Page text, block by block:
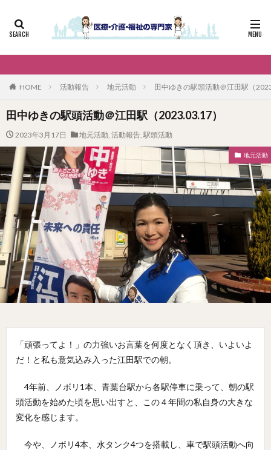
HOME 活動報告 地元活動 田中ゆきの駅頭活動＠江田駅（
田中ゆきの駅頭活動＠江田駅（2023.03.17）
2023年3月17日 地元活動, 活動報告, 駅頭活動
地元活動
「頑張ってよ！」の力強いお言葉を何度となく頂き、いよいよ
だ！と私も意気込み入った江田駅での朝。
4年前、ノボリ1本、青葉台駅から各駅停車に乗って、朝の駅
頭活動を始めた頃を思い出すと、この４年間の私自身の大きな
変化を感じます。
今や、ノボリ4本、水タンク4つを搭載し、車で駅頭活動へ向